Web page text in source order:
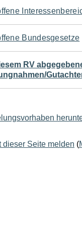
Bundesgesetze
RV
dieser Seite melden (